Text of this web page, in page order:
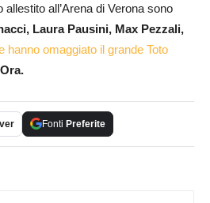
allestito all’Arena di Verona sono
Laura Pausini, Max Pezzali,
hanno omaggiato il grande Toto
Fonti Preferite